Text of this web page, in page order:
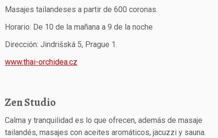
Masajes tailandeses a partir de 600 coronas.
Horario: De 10 de la mañana a 9 de la noche
Dirección: Jindrišská 5, Prague 1.
www.thai-orchidea.cz
Zen Studio
Calma y tranquilidad es lo que ofrecen, además de masaje
tailandés, masajes con aceites aromáticos, jacuzzi y sauna.